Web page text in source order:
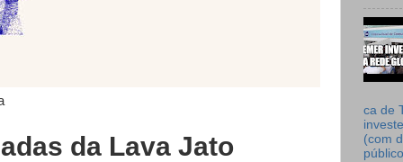
da Lava Jato
ca de
(com